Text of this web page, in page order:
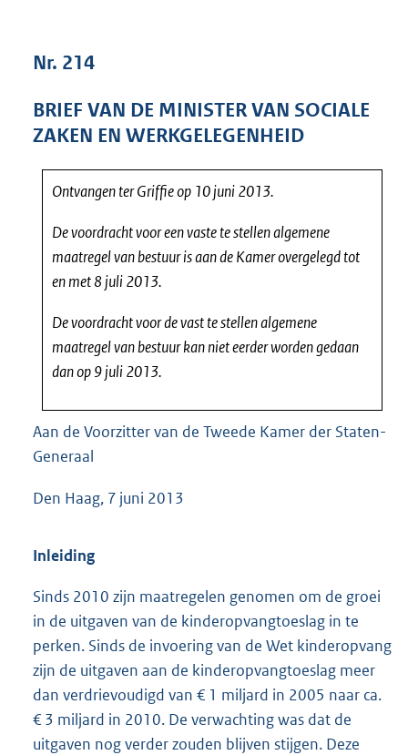
e
:
7
K
Nr. 214
BRIEF VAN DE MINISTER VAN SOCIALE
ZAKEN EN WERKGELEGENHEID
Ontvangen ter Griffie op 10 juni 2013.
De voordracht voor een vaste te stellen algemene
maatregel van bestuur is aan de Kamer overgelegd tot
en met 8 juli 2013.
De voordracht voor de vast te stellen algemene
maatregel van bestuur kan niet eerder worden gedaan
dan op 9 juli 2013.
Aan de Voorzitter van de Tweede Kamer der Staten-
Generaal
Den Haag, 7 juni 2013
Inleiding
Sinds 2010 zijn maatregelen genomen om de groei
in de uitgaven van de kinderopvangtoeslag in te
perken. Sinds de invoering van de Wet kinderopvang
zijn de uitgaven aan de kinderopvangtoeslag meer
dan verdrievoudigd van € 1 miljard in 2005 naar ca.
€ 3 miljard in 2010. De verwachting was dat de
uitgaven nog verder zouden blijven stijgen. Deze